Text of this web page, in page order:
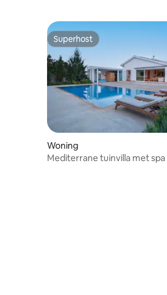
Superhost
Superhost
Woning
Mediterrane tuinvilla met spa